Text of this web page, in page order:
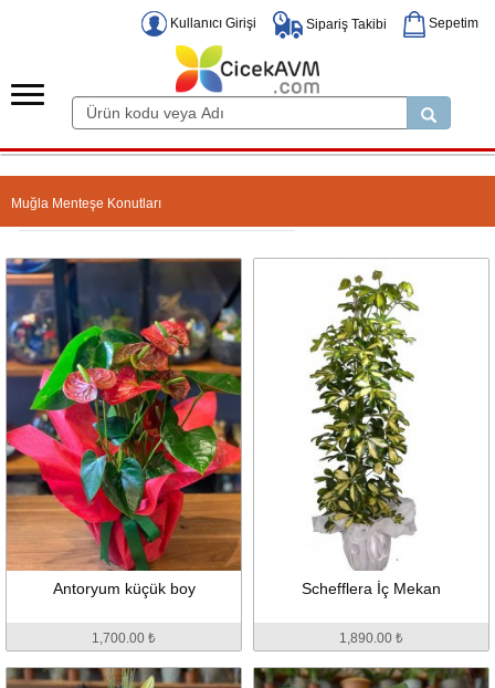
Kullanıcı Girişi Sipariş Takibi Sepetim
Muğla Menteşe Konutları
Antoryum küçük boy
1,700.00 ₺
Schefflera İç Mekan
1,890.00 ₺